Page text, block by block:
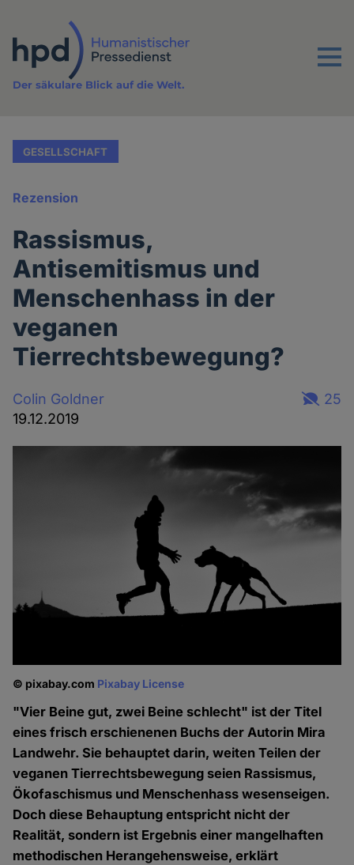
Inhalt
Menu
Der säkulare Blick auf die Welt.
GESELLSCHAFT
Rezension
Rassismus,
Antisemitismus und
Menschenhass in der
veganen
Tierrechtsbewegung?
Colin Goldner
19.12.2019
25
© pixabay.com Pixabay License
"Vier Beine gut, zwei Beine schlecht" ist der Titel
eines frisch erschienenen Buchs der Autorin Mira
Landwehr. Sie behauptet darin, weiten Teilen der
veganen Tierrechtsbewegung seien Rassismus,
Ökofaschismus und Menschenhass wesenseigen.
Doch diese Behauptung entspricht nicht der
Realität, sondern ist Ergebnis einer mangelhaften
methodischen Herangehensweise, erklärt